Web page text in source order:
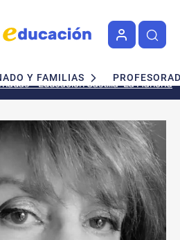
Y FAMILIAS
- Educación Castilla-La Mancha